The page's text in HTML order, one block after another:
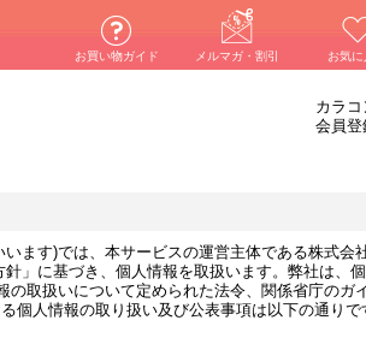
お買い物ガイド メルマガ・割引 お気に
カラ
会員登
ます)では、本サービスの運営主体である株式会
針」に基づき、個人情報を取扱います。弊社は、
の取扱いについて定められた法令、関係省庁のガ
個人情報の取り扱い及び公表事項は以下の通りで